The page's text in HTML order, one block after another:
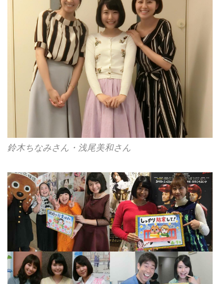
鈴木ちなみさん・浅尾美和さん